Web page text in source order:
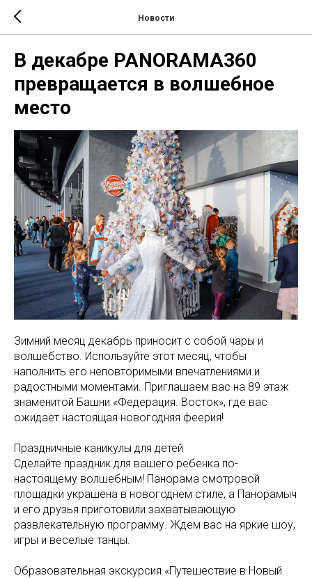
Новости
В декабре PANORAMA360
превращается в волшебное
место
Зимний месяц декабрь приносит с собой чары и
волшебство. Используйте этот месяц, чтобы
наполнить его неповторимыми впечатлениями и
радостными моментами. Приглашаем вас на 89 этаж
знаменитой Башни «Федерация. Восток», где вас
ожидает настоящая новогодняя феерия!
Праздничные каникулы для детей
Сделайте праздник для вашего ребенка по-
настоящему волшебным! Панорама смотровой
площадки украшена в новогоднем стиле, а Панорамыч
и его друзья приготовили захватывающую
развлекательную программу. Ждем вас на яркие шоу,
игры и веселые танцы.
Образовательная экскурсия «Путешествие в Новый